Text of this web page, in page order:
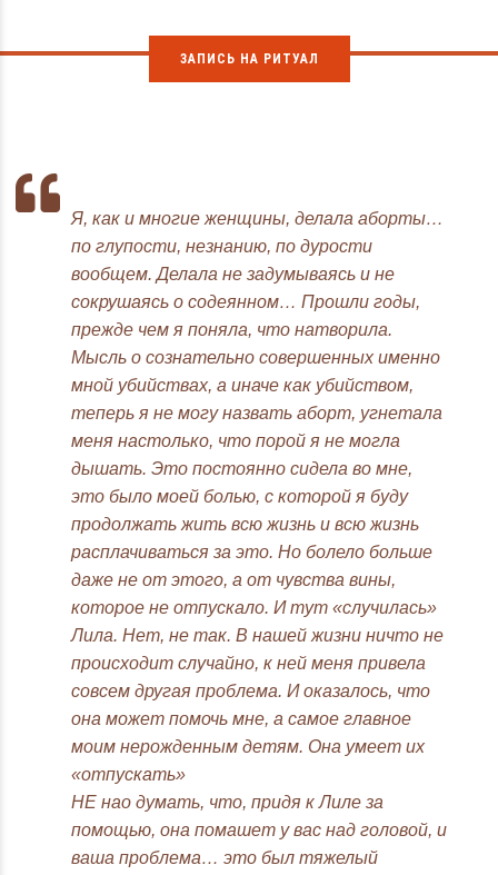
ЗАПИСЬ НА РИТУАЛ
Я, как и многие женщины, делала аборты…
по глупости, незнанию, по дурости
вообщем. Делала не задумываясь и не
сокрушаясь о содеянном… Прошли годы,
прежде чем я поняла, что натворила.
Мысль о сознательно совершенных именно
мной убийствах, а иначе как убийством,
теперь я не могу назвать аборт, угнетала
меня настолько, что порой я не могла
дышать. Это постоянно сидела во мне,
это было моей болью, с которой я буду
продолжать жить всю жизнь и всю жизнь
расплачиваться за это. Но болело больше
даже не от этого, а от чувства вины,
которое не отпускало. И тут «случилась»
Лила. Нет, не так. В нашей жизни ничто не
происходит случайно, к ней меня привела
совсем другая проблема. И оказалось, что
она может помочь мне, а самое главное
моим нерожденным детям. Она умеет их
«отпускать»
НЕ нао думать, что, придя к Лиле за
помощью, она помашет у вас над головой, и
ваша проблема… это был тяжелый